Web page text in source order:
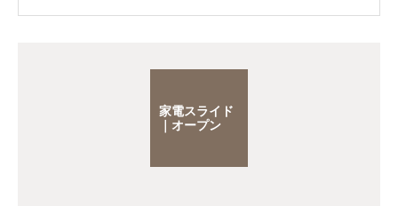
家電スライド
｜オープン